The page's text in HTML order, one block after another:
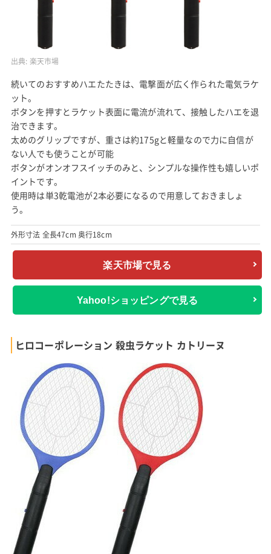
出典: 楽天市場
続いてのおすすめハエたたきは、電撃面が広く作られた電気ラケ
ット。
ボタンを押すとラケット表面に電流が流れて、接触したハエを退
治できます。
太めのグリップですが、重さは約175gと軽量なので力に自信が
ない人でも使うことが可能
ボタンがオンオフスイッチのみと、シンプルな操作性も嬉しいポ
イントです。
使用時は単3乾電池が2本必要になるので用意しておきましょ
う。
外形寸法 全長47cm 奥行18cm
楽天市場で見る
Yahoo!ショッピングで見る
ヒロコーポレーション 殺虫ラケット カトリーヌ